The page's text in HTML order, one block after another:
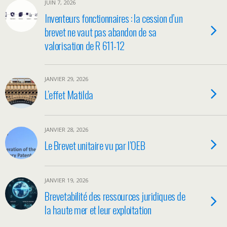
JUIN 7, 2026
Inventeurs fonctionnaires : la cession d’un
brevet ne vaut pas abandon de sa
valorisation de R 611-12
JANVIER 29, 2026
L’effet Matilda
JANVIER 28, 2026
Le Brevet unitaire vu par l’OEB
JANVIER 19, 2026
Brevetabilité des ressources juridiques de
la haute mer et leur exploitation